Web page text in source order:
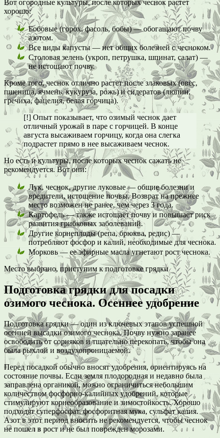
Вот огородные культуры, после которых чеснок растет
хорошо:
Бобовые (горох, фасоль, бобы) — обогащают почву
азотом.
Все виды капусты — нет общих болезней с чесноком.
Столовая зелень (укроп, петрушка, шпинат, салат) —
не истощают почву.
Кроме того, чеснок отлично растет после злаковых (овес,
пшеница, ячмень, кукуруза, рожь) и сидератов (люпин,
гречиха, фацелия, белая горчица).
[!] Опыт показывает, что озимый чеснок дает
отличный урожай в паре с горчицей. В конце
августа высаживаем горчицу, когда она слегка
подрастет прямо в нее высаживаем чеснок.
Но есть и культуры, после которых чеснок сажать не
рекомендуется. Вот они:
Лук, чеснок, другие луковые — общие болезни и
вредители, истощение почвы. Возврат на прежнее
место возможен не ранее, чем через 3 года.
Картофель — также истощает почву и повышает риск
развития грибковых заболеваний.
Другие корнеплоды (репа, брюква, редис) —
потребляют фосфор и калий, необходимые для чеснока.
Морковь — ее эфирные масла угнетают рост чеснока.
Место выбрано, приступим к подготовке грядки
Подготовка грядки для посадки
озимого чеснока. Осеннее удобрение
Подготовка грядки — один из ключевых этапов успешной
осенней высадки озимого чеснока. Почву нужно заранее
освободить от сорняков и тщательно перекопать, чтобы она
была рыхлой и воздухопроницаемой.
Перед посадкой обычно вносят удобрения, ориентируясь на
состояние почвы. Если земля плодородная и недавно была
заправлена органикой, можно ограничиться небольшим
количеством фосфорно-калийных удобрений, которые
стимулируют корнеобразование и зимостойкость. Хорошо
подходят суперфосфат, фосфоритная мука, сульфат калия.
Азот в этот период вносить не рекомендуется, чтобы чеснок
не пошел в рост и не был поврежден морозами.